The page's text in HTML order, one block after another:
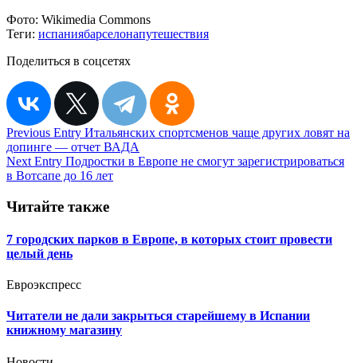
Фото: Wikimedia Commons
Теги: испаниябарселонапутешествия
Поделиться в соцсетях
Навигация
по
записям
Previous Entry Итальянских спортсменов чаще других ловят на
допинге — отчет ВАДА
Next Entry Подростки в Европе не смогут зарегистрироваться
в Вотсапе до 16 лет
Читайте также
7 городских парков в Европе, в которых стоит провести
целый день
Евроэкспресс
Читатели не дали закрыться старейшему в Испании
книжному магазину